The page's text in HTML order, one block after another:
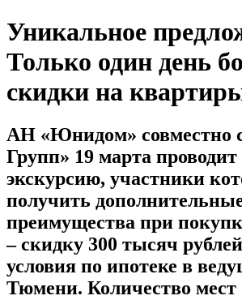
Уникальное
Только один день
скидки на
АН «Юнидом» совместно
Групп» 19 марта
экскурсию, участники
получить
преимущества при
– скидку 300 тысяч
условия по ипотеке в
Тюмени. Количество мест